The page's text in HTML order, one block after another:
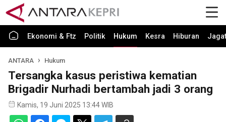
Ekonomi & Ftz Politik Hukum Kesra Hiburan Jagat
ANTARA Hukum
Tersangka kasus peristiwa kematian
Brigadir Nurhadi bertambah jadi 3 orang
Kamis, 19 Juni 2025 13:44 WIB